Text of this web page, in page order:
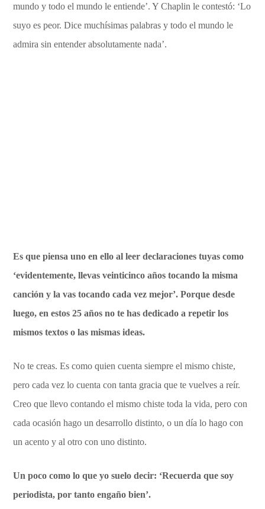
mundo y todo el mundo le entiende’. Y Chaplin le contestó: ‘Lo
suyo es peor. Dice muchísimas palabras y todo el mundo le
admira sin entender absolutamente nada’.
Es que piensa uno en ello al leer declaraciones tuyas como
‘evidentemente, llevas veinticinco años tocando la misma
canción y la vas tocando cada vez mejor’. Porque desde
luego, en estos 25 años no te has dedicado a repetir los
mismos textos o las mismas ideas.
No te creas. Es como quien cuenta siempre el mismo chiste,
pero cada vez lo cuenta con tanta gracia que te vuelves a reír.
Creo que llevo contando el mismo chiste toda la vida, pero con
cada ocasión hago un desarrollo distinto, o un día lo hago con
un acento y al otro con uno distinto.
Un poco como lo que yo suelo decir: ‘Recuerda que soy
periodista, por tanto engaño bien’.